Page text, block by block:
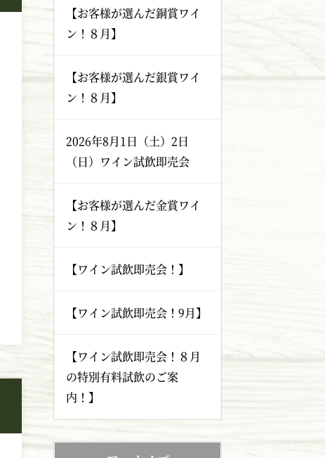
【お客様が選んだ銅賞ワイ
ン！８月】
【お客様が選んだ銀賞ワイ
ン！８月】
2026年8月1日（土）2日
（日）ワイン試飲即売会
【お客様が選んだ金賞ワイ
ン！８月】
【ワイン試飲即売会！】
【ワイン試飲即売会！9月】
【ワイン試飲即売会！８月
の特別有料試飲のご案
内！】